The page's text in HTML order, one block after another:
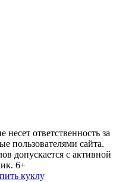
ответственность за
пользователями сайта.
допускается с активной
6+
куклу